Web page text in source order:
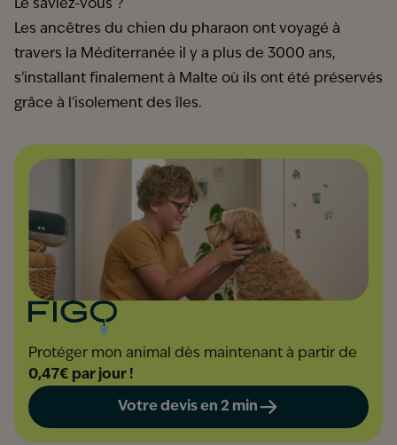
Le saviez-vous ?
Les ancêtres du chien du pharaon ont voyagé à
travers la Méditerranée il y a plus de 3000 ans,
s'installant finalement à Malte où ils ont été préservés
grâce à l'isolement des îles.
Protéger mon animal dès maintenant à partir de
0,47€ par jour !
Votre devis en 2 min